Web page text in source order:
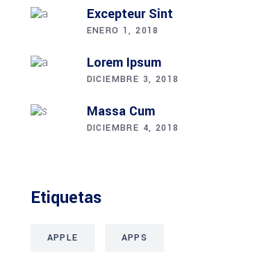
Excepteur Sint
ENERO 1, 2018
Lorem Ipsum
DICIEMBRE 3, 2018
Massa Cum
DICIEMBRE 4, 2018
Etiquetas
APPLE APPS